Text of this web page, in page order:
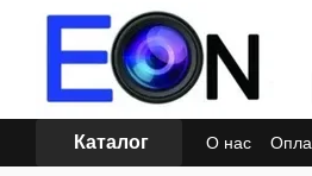
Перейти к основному контенту
Каталог О нас